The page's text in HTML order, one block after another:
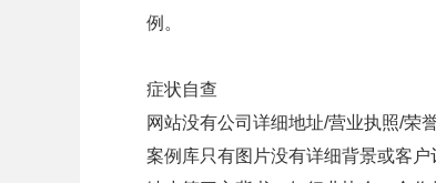
例。
症状自查
网站没有公司详细地址/营业执照/荣
案例库只有图片没有详细背景或客户